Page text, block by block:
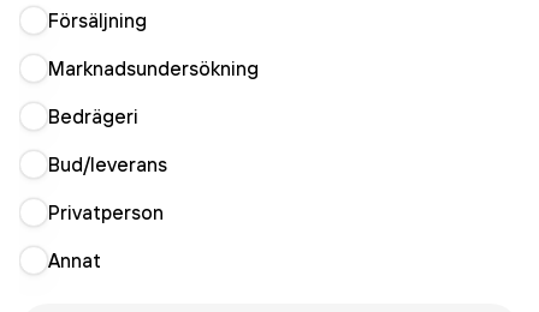
Försäljning
Marknadsundersökning
Bedrägeri
Bud/leverans
Privatperson
Annat